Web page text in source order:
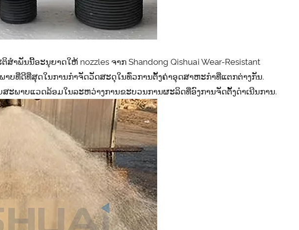
າພັນນີ້ອະນຸຍາດໃຫ້ nozzles ຈາກ Shandong Qishuai Wear-Resistant
າບທີ່ດີທີ່ສຸດໃນການກໍາຈັດວັດສະດຸໃນທົ່ວການຕັ້ງຄ່າອຸດສາຫະກໍາທີ່ແຕກຕ່າງກັນ.
ະພາບແວດລ້ອມໃນລະຫວ່າງການຂະບວນການຜະລິດທີ່ອົງການຈັດຕັ້ງດໍາເນີນການ.